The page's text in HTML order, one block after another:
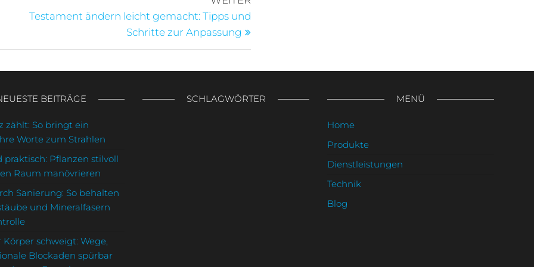
Beitrag
Testament ändern leicht gemacht: Tipps und
Schritte zur Anpassung
BEITRÄGE
zählt: So bringt ein
Worte zum Strahlen
praktisch: Pflanzen stilvoll
Raum manövrieren
Sanierung: So behalten
und Mineralfasern
Körper schweigt: Wege,
Blockaden spürbar
SCHLAGWÖRTER MENÜ
Home
Produkte
Dienstleistungen
Technik
Blog